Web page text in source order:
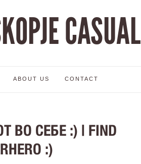
CASUAL
ABOUT US CONTACT
ВО СЕБЕ :) | FIND
:)